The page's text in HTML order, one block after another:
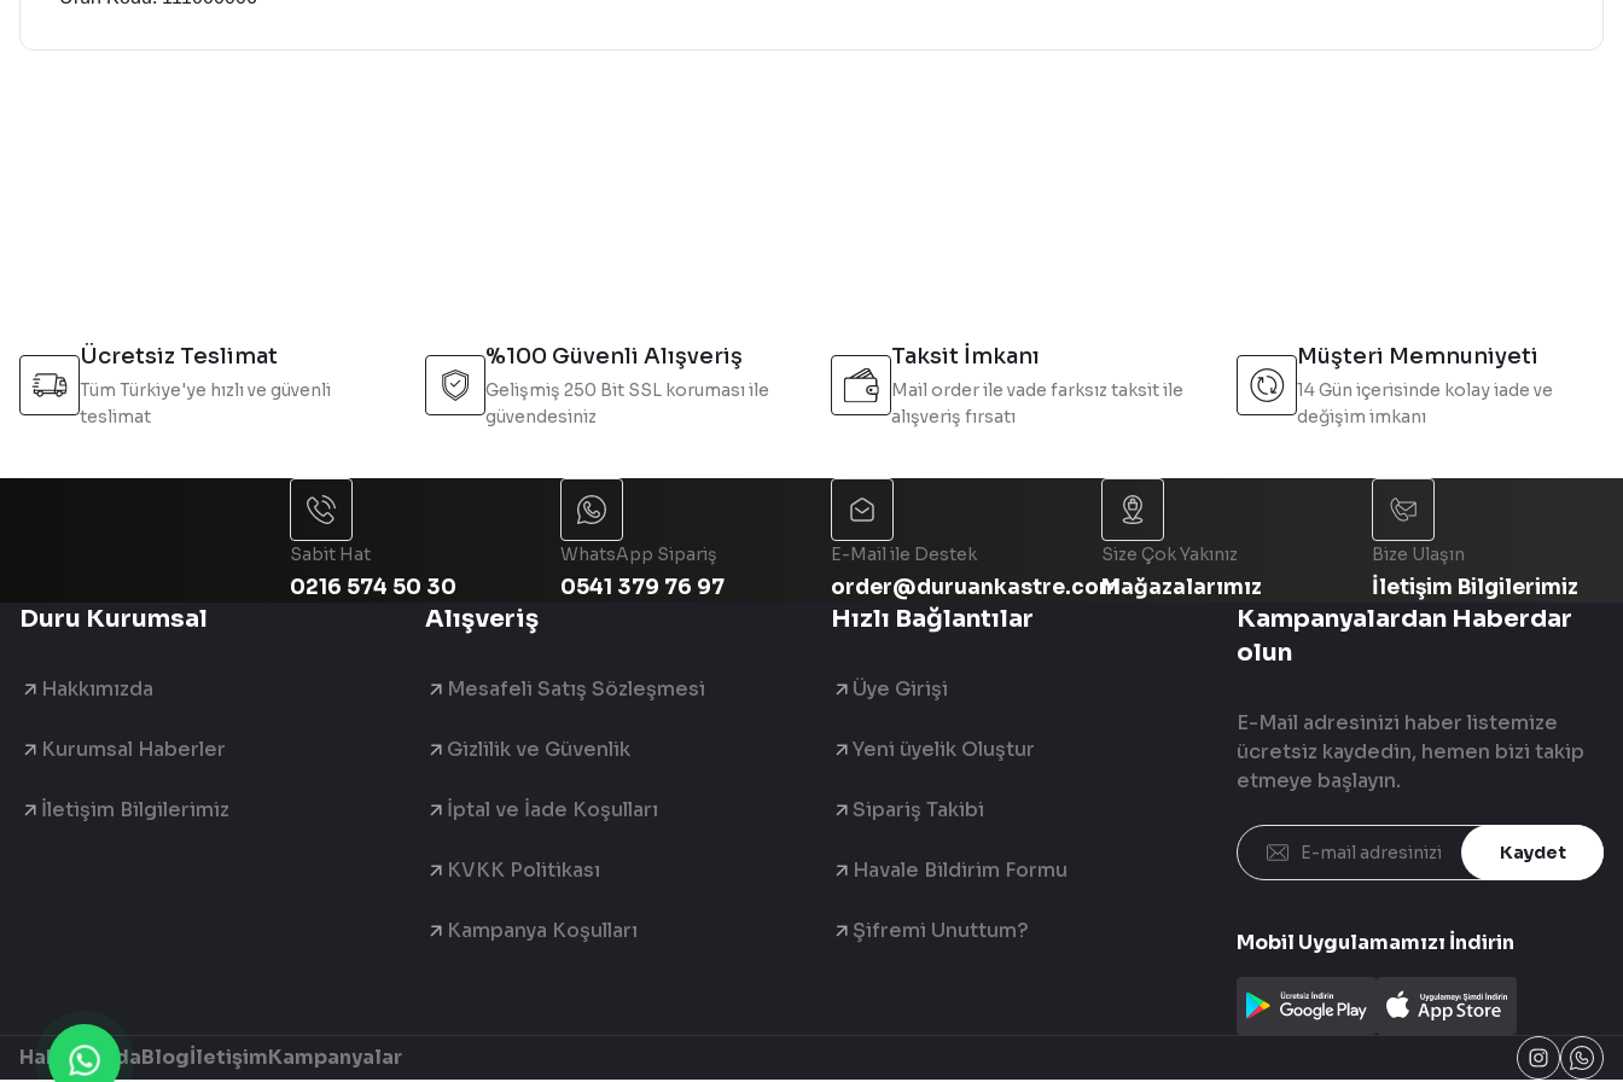
Bu ürüne benzer farklı alternatifler olmalı.
Ücretsiz Teslimat
Tüm Türkiye'ye hızlı ve güvenli
teslimat
%100 Güvenli Alışveriş
Gelişmiş 250 Bit SSL koruması ile
güvendesiniz
Taksit İmkanı
Mail order ile vade farksız taksit ile
alışveriş fırsatı
Müşteri Memnuniyeti
14 Gün içerisinde kolay iade ve
değişim imkanı
Sabit Hat
0216 574 50 30
WhatsApp Sipariş
0541 379 76 97
E-Mail ile Destek
order@duruankastre.com
Size Çok Yakınız
Mağazalarımız
Bize Ulaşın
İletişim Bilgilerimiz
Duru Kurumsal
Hakkımızda
Kurumsal Haberler
İletişim Bilgilerimiz
Alışveriş
Mesafeli Satış Sözleşmesi
Gizlilik ve Güvenlik
İptal ve İade Koşulları
KVKK Politikası
Kampanya Koşulları
Hızlı Bağlantılar
Üye Girişi
Yeni üyelik Oluştur
Sipariş Takibi
Havale Bildirim Formu
Şifremi Unuttum?
Kampanyalardan Haberdar
olun
E-Mail adresinizi haber listemize
ücretsiz kaydedin, hemen bizi takip
etmeye başlayın.
Kaydet
Mobil Uygulamamızı İndirin
HakkımızdaBlogİletişimKampanyalar